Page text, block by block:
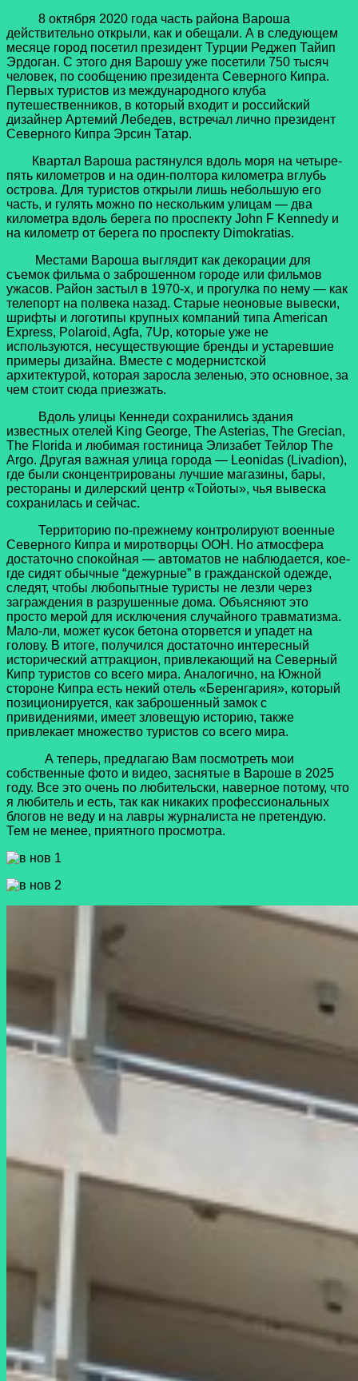
8 октября 2020 года часть района Вароша
действительно открыли, как и обещали. А в следующем
месяце город посетил президент Турции Реджеп Тайип
Эрдоган. С этого дня Варошу уже посетили 750 тысяч
человек, по сообщению президента Северного Кипра.
Первых туристов из международного клуба
путешественников, в который входит и российский
дизайнер Артемий Лебедев, встречал лично президент
Северного Кипра Эрсин Татар.
Квартал Вароша растянулся вдоль моря на четыре-
пять километров и на один-полтора километра вглубь
острова. Для туристов открыли лишь небольшую его
часть, и гулять можно по нескольким улицам — два
километра вдоль берега по проспекту John F Kennedy и
на километр от берега по проспекту Dimokratias.
Местами Вароша выглядит как декорации для
съемок фильма о заброшенном городе или фильмов
ужасов. Район застыл в 1970-х, и прогулка по нему — как
телепорт на полвека назад. Старые неоновые вывески,
шрифты и логотипы крупных компаний типа American
Express, Polaroid, Agfa, 7Up, которые уже не
используются, несуществующие бренды и устаревшие
примеры дизайна. Вместе с модернистской
архитектурой, которая заросла зеленью, это основное, за
чем стоит сюда приезжать.
Вдоль улицы Кеннеди сохранились здания
известных отелей King George, The Asterias, The Grecian,
The Florida и любимая гостиница Элизабет Тейлор The
Argo. Другая важная улица города — Leonidas (Livadion),
где были сконцентрированы лучшие магазины, бары,
рестораны и дилерский центр «Тойоты», чья вывеска
сохранилась и сейчас.
Территорию по-прежнему контролируют военные
Северного Кипра и миротворцы ООН. Но атмосфера
достаточно спокойная — автоматов не наблюдается, кое-
где сидят обычные “дежурные” в гражданской одежде,
следят, чтобы любопытные туристы не лезли через
заграждения в разрушенные дома. Объясняют это
просто мерой для исключения случайного травматизма.
Мало-ли, может кусок бетона оторвется и упадет на
голову. В итоге, получился достаточно интересный
исторический аттракцион, привлекающий на Северный
Кипр туристов со всего мира. Аналогично, на Южной
стороне Кипра есть некий отель «Беренгария», который
позиционируется, как заброшенный замок с
привидениями, имеет зловещую историю, также
привлекает множество туристов со всего мира.
А теперь, предлагаю Вам посмотреть мои
собственные фото и видео, заснятые в Вароше в 2025
году. Все это очень по любительски, наверное потому, что
я любитель и есть, так как никаких профессиональных
блогов не веду и на лавры журналиста не претендую.
Тем не менее, приятного просмотра.